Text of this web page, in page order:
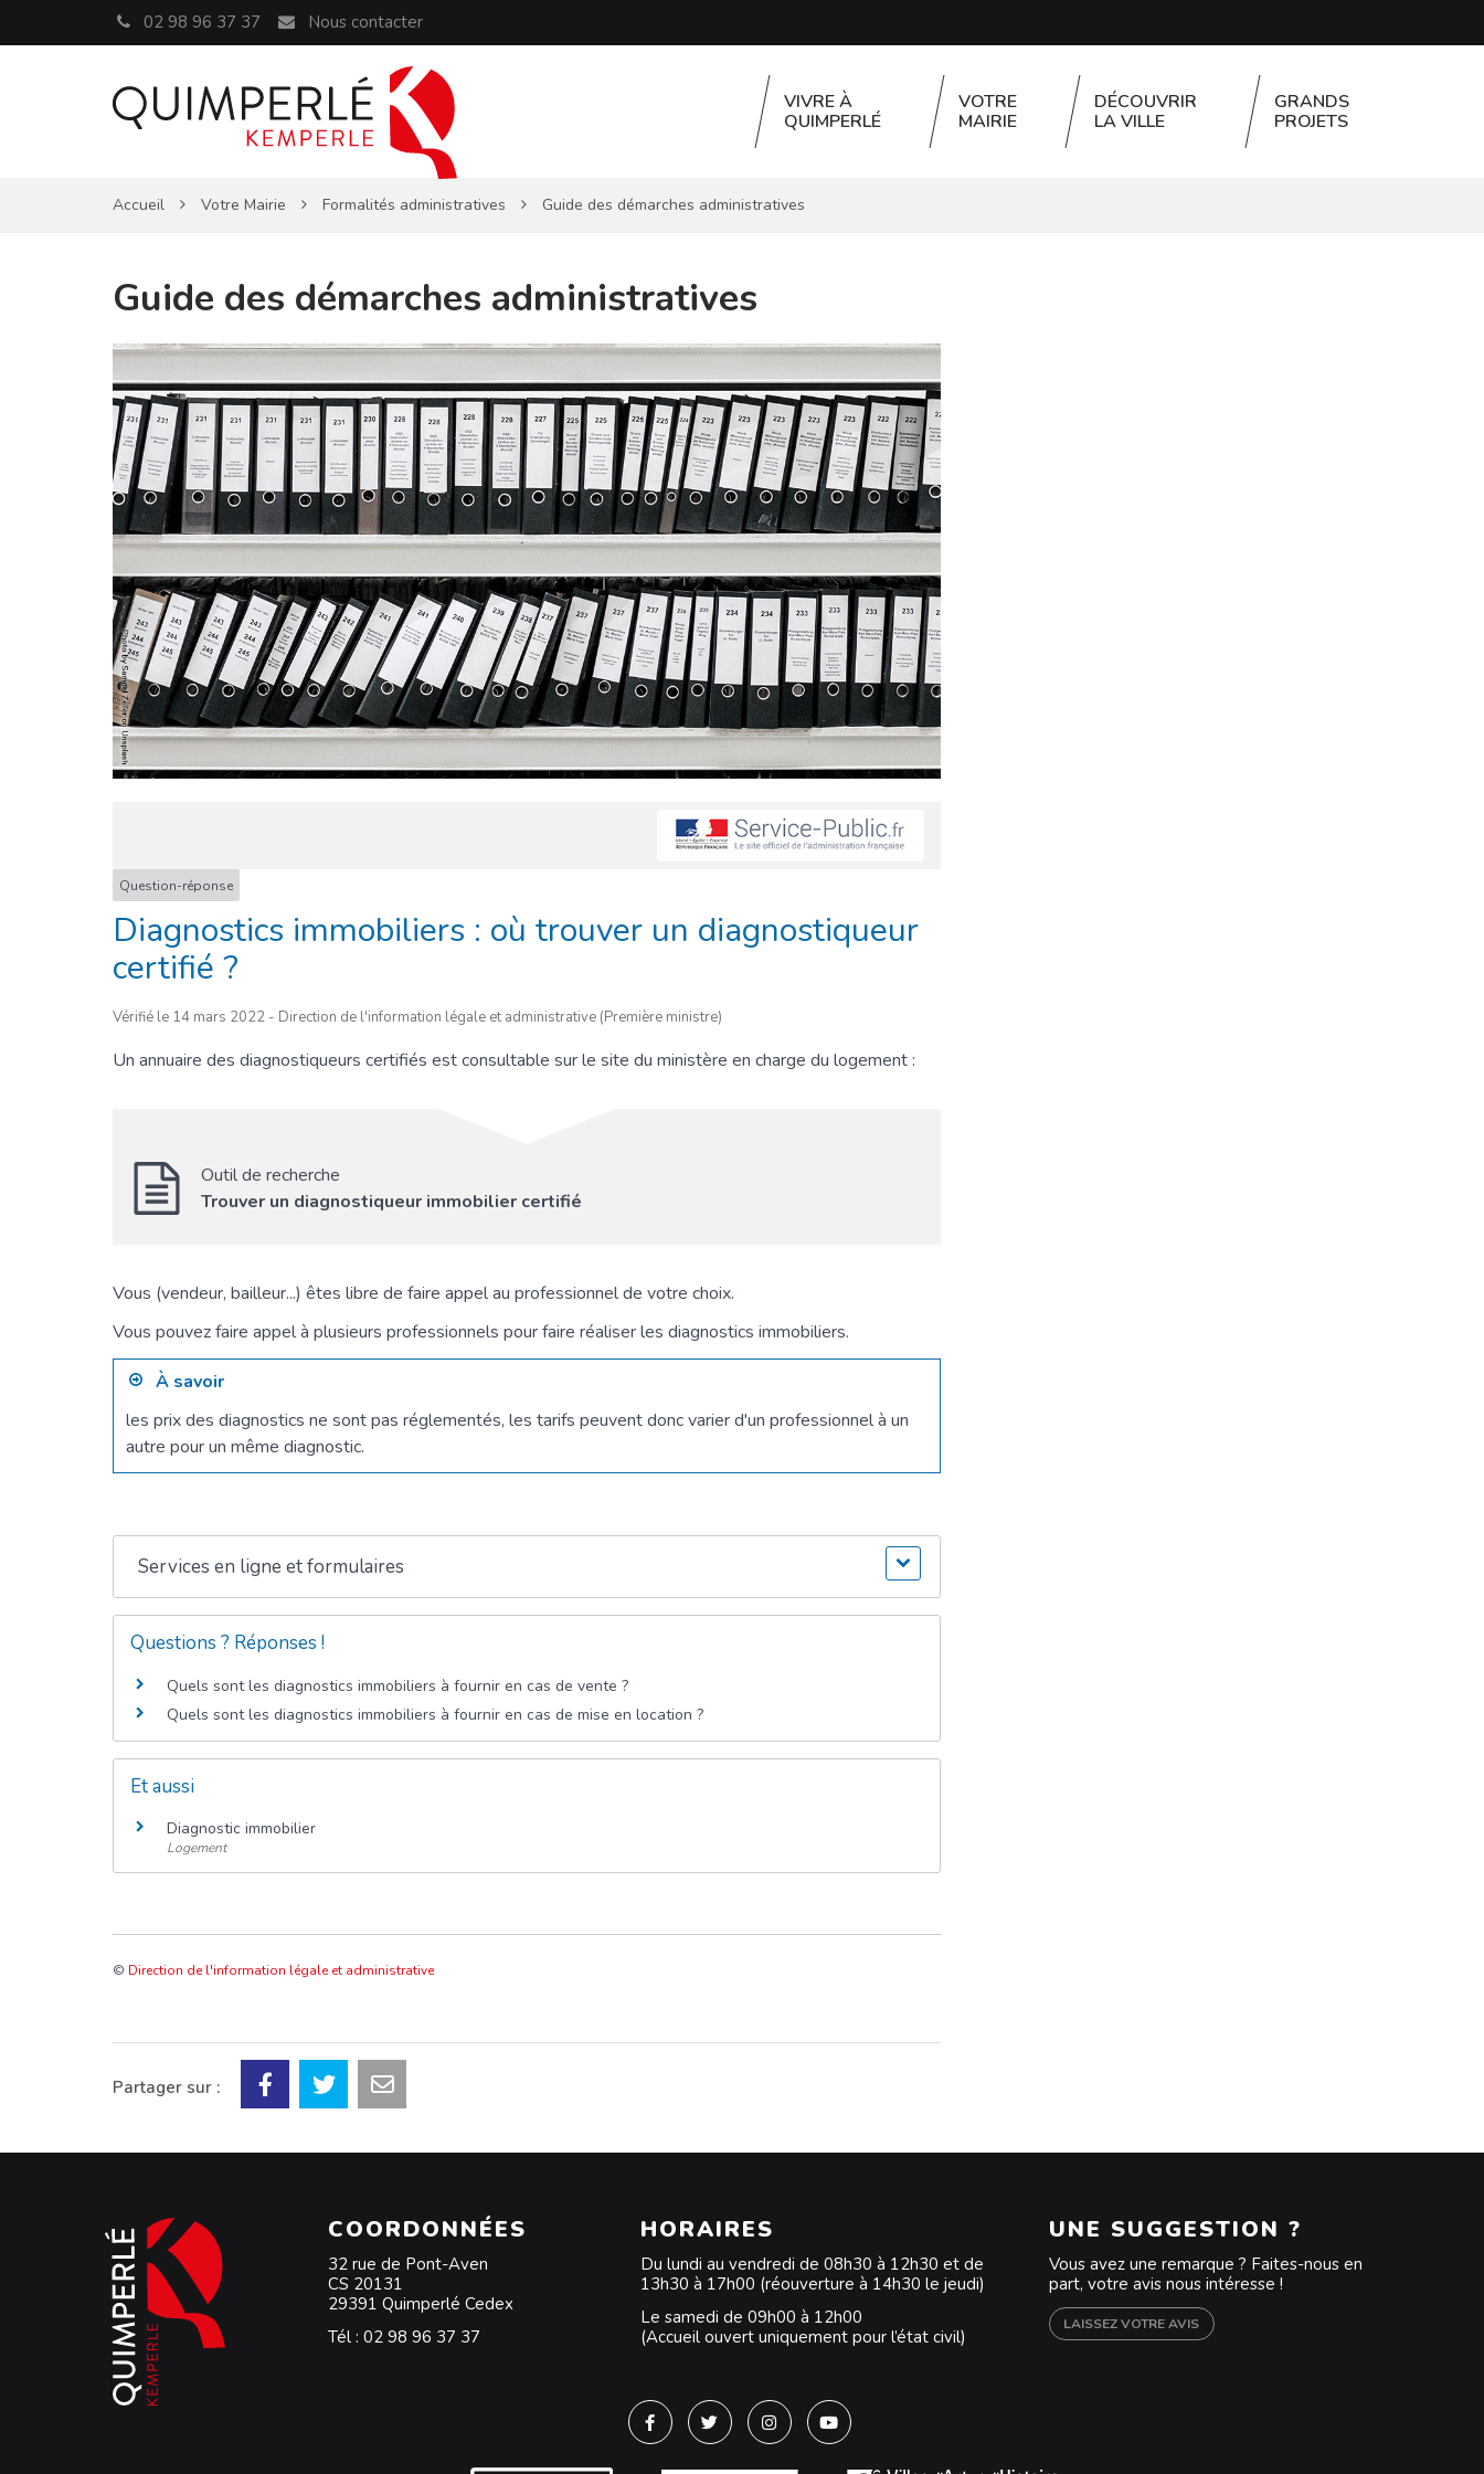
02 98 96 37 37 Nous contacter
VIVRE À
QUIMPERLÉ
VOTRE
MAIRIE
DÉCOUVRIR
LA VILLE
GRANDS
PROJETS
Accueil Votre Mairie Formalités administratives Guide des démarches administratives
Guide des démarches administratives
Question-réponse
Diagnostics immobiliers : où trouver un diagnostiqueur
certifié ?
Vérifié le 14 mars 2022 - Direction de l'information légale et administrative (Première ministre)
Un annuaire des diagnostiqueurs certifiés est consultable sur le site du ministère en charge du logement :
Outil de recherche
Trouver un diagnostiqueur immobilier certifié
Vous (vendeur, bailleur...) êtes libre de faire appel au professionnel de votre choix.
Vous pouvez faire appel à plusieurs professionnels pour faire réaliser les diagnostics immobiliers.
À savoir
les prix des diagnostics ne sont pas réglementés, les tarifs peuvent donc varier d'un professionnel à un
autre pour un même diagnostic.
Services en ligne et formulaires
Questions ? Réponses !
Quels sont les diagnostics immobiliers à fournir en cas de vente ?
Quels sont les diagnostics immobiliers à fournir en cas de mise en location ?
Et aussi
Diagnostic immobilier
Logement
© Direction de l'information légale et administrative
Partager sur :
COORDONNÉES
32 rue de Pont-Aven
CS 20131
29391 Quimperlé Cedex
Tél : 02 98 96 37 37
HORAIRES
Du lundi au vendredi de 08h30 à 12h30 et de
13h30 à 17h00 (réouverture à 14h30 le jeudi)
Le samedi de 09h00 à 12h00
(Accueil ouvert uniquement pour l’état civil)
UNE SUGGESTION ?
Vous avez une remarque ? Faites-nous en
part, votre avis nous intéresse !
LAISSEZ VOTRE AVIS
Lien vers le compte Facebook
Lien vers le compte Twitter
Lien vers le compte Instagram
Lien vers la chaîne Youtube